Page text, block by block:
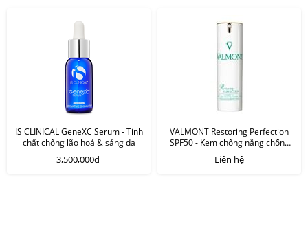
IS CLINICAL GeneXC Serum - Tinh
chất chống lão hoá & sáng da
3,500,000đ
VALMONT Restoring Perfection
SPF50 - Kem chống nắng chống
lão hoá
Liên hệ